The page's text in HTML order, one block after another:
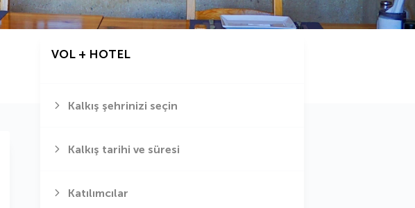
VOL + HOTEL
Kalkış şehrinizi seçin
Kalkış tarihi ve süresi
Katılımcılar